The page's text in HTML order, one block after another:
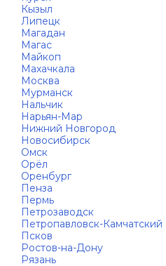
Кызыл
Липецк
Магадан
Магас
Майкоп
Махачкала
Москва
Мурманск
Нальчик
Нарьян-Мар
Нижний Новгород
Новосибирск
Омск
Орёл
Оренбург
Пенза
Пермь
Петрозаводск
Петропавловск-Камчатский
Псков
Ростов-на-Дону
Рязань